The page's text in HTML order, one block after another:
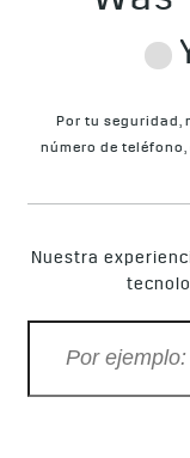
Por tu seguridad,
número de
Nuestra